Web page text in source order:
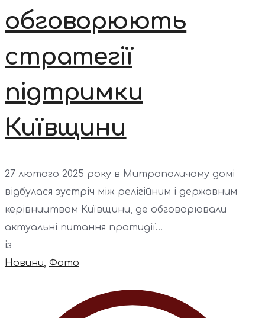
обговорюють
стратегії
підтримки
Київщини
27 лютого 2025 року в Митрополичому домі
відбулася зустріч між релігійним і державним
керівництвом Київщини, де обговорювали
актуальні питання протидії...
із
Новини, Фото